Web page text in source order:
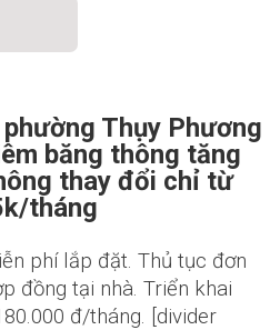
Thụy Phương
băng thông tăng
thay đổi chỉ từ
tháng
phí lắp đặt. Thủ tục đơn
đồng tại nhà. Triển khai
đ/tháng. [divider